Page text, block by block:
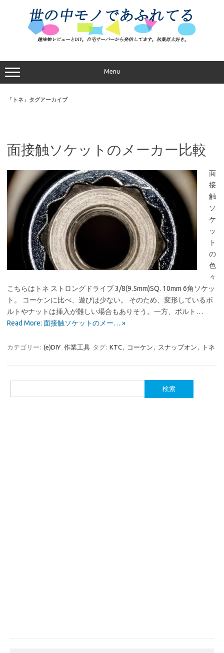
プ
Menu
「 トネ 」タグアーカイブ
面接触ソケットのメーカー比較
面
接
触
ソ
ケ
ッ
ト
の
色
々
こちらはトネ ストロングドライブ 3/8(9.5mm)SQ. 10mm 6角ソケッ
ト。 コーケンに比べ、遊びは少ない。 そのため、変形しているボ
ルトやナットは挿入が難しい場合もありそう。一方、ボルト…
Read More: 面接触ソケットのメー… »
カテゴリー: (e)DIY 作業工具 タグ: KTC, コーケン , スナップオン , トネ
索: